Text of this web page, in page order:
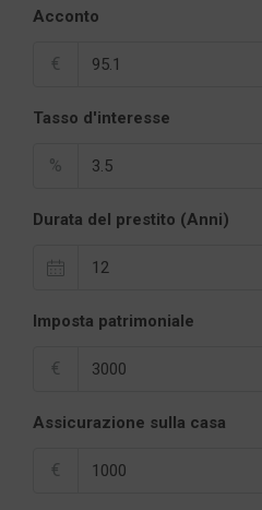
Acconto
€
Tasso d'interesse
%
Durata del prestito (Anni)
Imposta patrimoniale
€
Assicurazione sulla casa
€